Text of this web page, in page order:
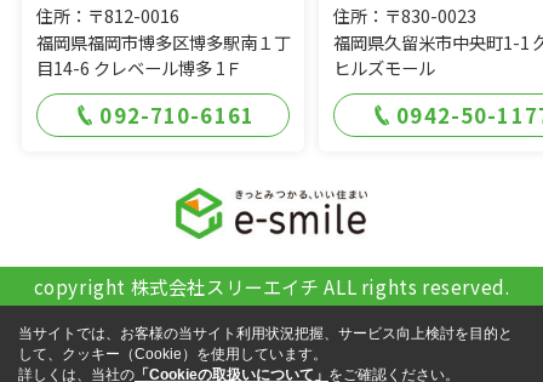
住所：〒812-0016
福岡県福岡市博多区博多駅南１丁
目14-6 クレベール博多 1Ｆ
092-710-6161
住所：〒830-0023
福岡県久留米市中央町1-1
ヒルズモール
0942-50-
copyright 株式会社スリーエイチ ALL rights reserved.
当サイトでは、お客様の当サイト利用状況把握、サービス向上検討を目的と
して、クッキー（Cookie）を使用しています。
詳しくは、当社の 「Cookieの取扱いについて」 をご確認ください。